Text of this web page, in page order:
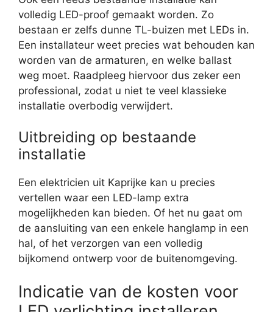
volledig LED-proof gemaakt worden. Zo
bestaan er zelfs dunne TL-buizen met LEDs in.
Een installateur weet precies wat behouden kan
worden van de armaturen, en welke ballast
weg moet. Raadpleeg hiervoor dus zeker een
professional, zodat u niet te veel klassieke
installatie overbodig verwijdert.
Uitbreiding op bestaande
installatie
Een elektricien uit Kaprijke kan u precies
vertellen waar een LED-lamp extra
mogelijkheden kan bieden. Of het nu gaat om
de aansluiting van een enkele hanglamp in een
hal, of het verzorgen van een volledig
bijkomend ontwerp voor de buitenomgeving.
Indicatie van de kosten voor